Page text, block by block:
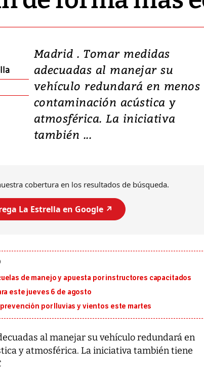
Madrid . Tomar medidas
adecuadas al manejar su
vehículo redundará en menos
contaminación acústica y
atmosférica. La iniciativa
también ...
cobertura en los resultados de búsqueda.
La Estrella en Google ↗️
de manejo y apuesta por instructores capacitados
este jueves 6 de agosto
por lluvias y vientos este martes
al manejar su vehículo redundará en
y atmosférica. La iniciativa también tiene
Video, Japón: Terremoto
deja heridos y graves
daños en Kumamoto
Un fuerte terremoto de magnitud
7,1 se registró este martes 28 de